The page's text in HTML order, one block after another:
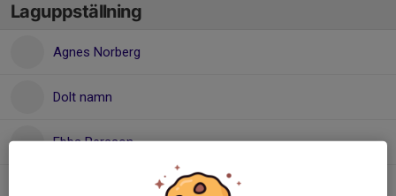
Laguppställning
Agnes Norberg
Dolt namn
Ebba Persson
Elise Rickan Berglund